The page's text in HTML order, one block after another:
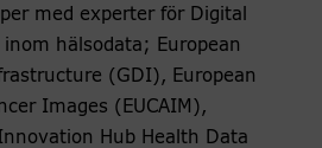
med experter för Digital
hälsodata; European
(GDI), European
Images (EUCAIM),
Hub Health Data